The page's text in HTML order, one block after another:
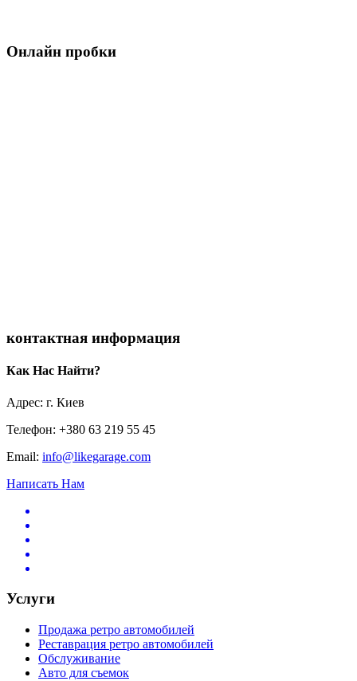
Онлайн пробки
контактная информация
Как Нас Найти?
Адрес: г. Киев
Телефон: +380 63 219 55 45
Email: info@likegarage.com
Написать Нам
Услуги
Продажа ретро автомобилей
Реставрация ретро автомобилей
Обслуживание
Авто для съемок